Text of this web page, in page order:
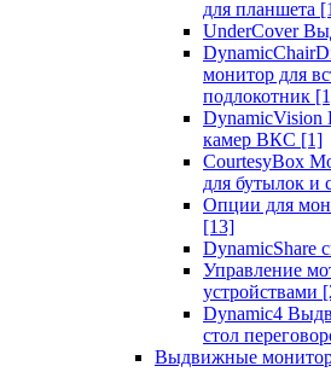
для планшета
UnderCover
монитор для
подлокотник
DynamicVision
камер ВКС [1]
CourtesyBox
для бутылок и
Опции для
[13]
DynamicShare
Управление
устройствами
Dynamic4
стол
Выдвижные